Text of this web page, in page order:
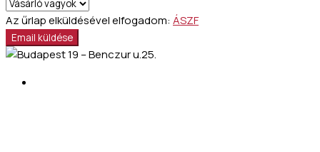
Az űrlap elküldésével elfogadom: ÁSZF
Email küldése